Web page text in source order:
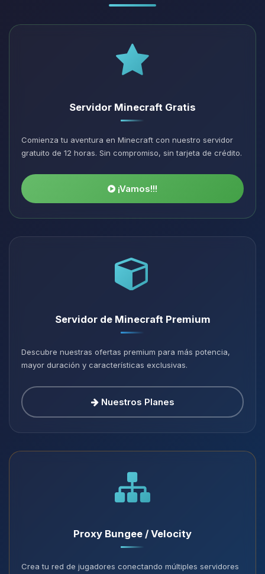
Servidor Minecraft Gratis
Comienza tu aventura en Minecraft con nuestro servidor
gratuito de 12 horas. Sin compromiso, sin tarjeta de crédito.
¡Vamos!!!
Servidor de Minecraft Premium
Descubre nuestras ofertas premium para más potencia,
mayor duración y características exclusivas.
Nuestros Planes
Proxy Bungee / Velocity
Crea tu red de jugadores conectando múltiples servidores